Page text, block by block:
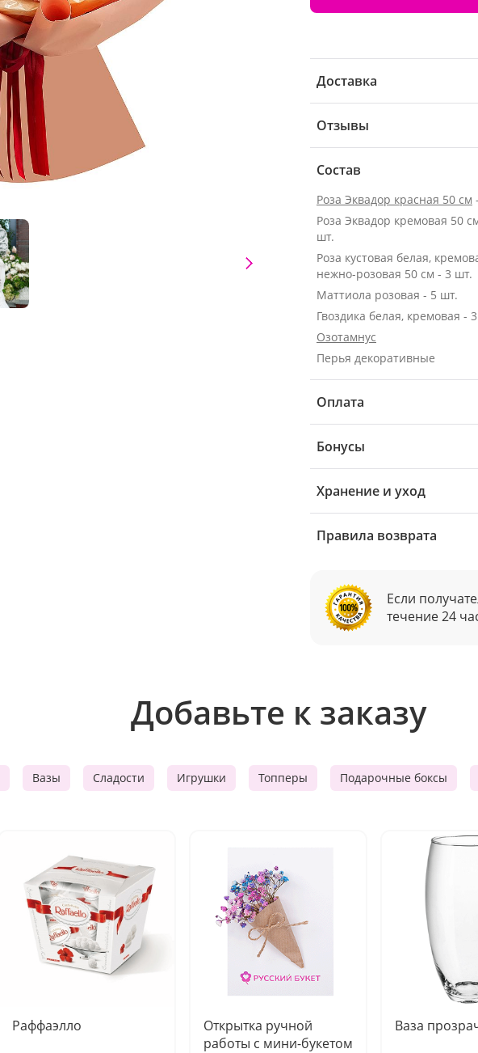
Доставка
Отзывы
Состав
Роза Эквадор красная 50 см
Роза Эквадор кремовая 50 см -
шт.
Роза кустовая белая,
нежно-розовая 50 см - 3 шт.
Маттиола розовая - 5 шт.
Гвоздика белая, кремовая -
Озотамнус
Перья декоративные
Оплата
Бонусы
Хранение и уход
Правила возврата
Если
течение 24
Добавьте к заказу
Вазы Сладости Игрушки Топперы Подарочные боксы
Раффаэлло
Открытка ручной
работы с мини-букетом
Ваза